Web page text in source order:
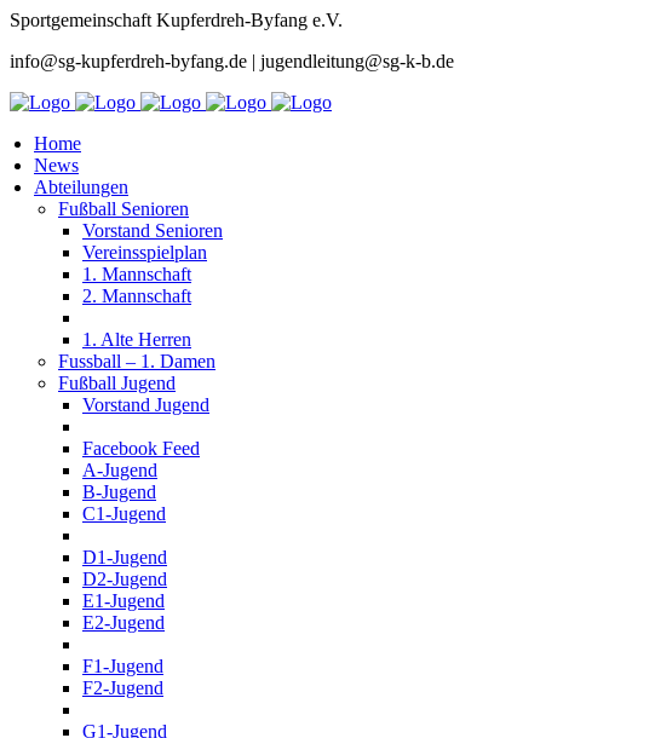
Sportgemeinschaft Kupferdreh-Byfang e.V.
info@sg-kupferdreh-byfang.de | jugendleitung@sg-k-b.de
Home
News
Abteilungen
Fußball Senioren
Vorstand Senioren
Vereinsspielplan
1. Mannschaft
2. Mannschaft
1. Alte Herren
Fussball – 1. Damen
Fußball Jugend
Vorstand Jugend
Facebook Feed
A-Jugend
B-Jugend
C1-Jugend
D1-Jugend
D2-Jugend
E1-Jugend
E2-Jugend
F1-Jugend
F2-Jugend
G1-Jugend